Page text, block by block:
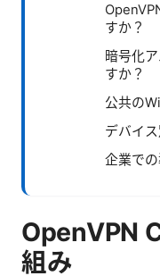
すか？
暗号化
すか？
公共の
デバイ
企業で
OpenVPN
組み